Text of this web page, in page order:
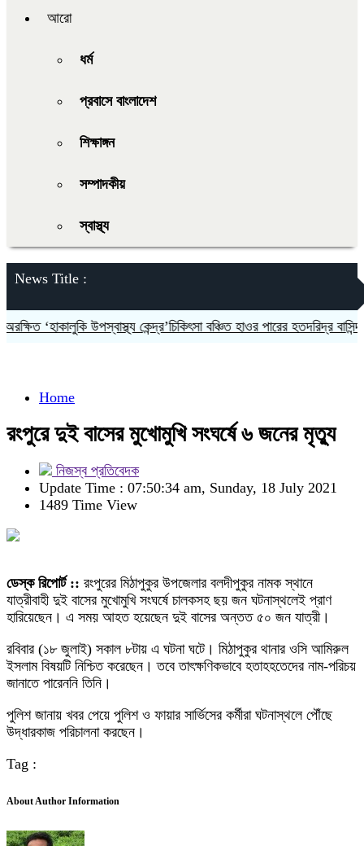
আরো
ধর্ম
প্রবাসে বাংলাদেশ
শিক্ষাঙ্গন
সম্পাদকীয়
স্বাস্থ্য
News Title :
‘হাকালুকি উপস্বাস্থ্য কেন্দ্র’চিকিৎসা বঞ্চিত হাওর পারের হতদরিদ্র বাসিন্দারা
Home
রংপুরে দুই বাসের মুখোমুখি সংঘর্ষে ৬ জনের মৃত্যু
নিজস্ব প্রতিবেদক
Update Time : 07:50:34 am, Sunday, 18 July 2021
1489 Time View
ডেস্ক রিপোর্ট :: রংপুরের মিঠাপুকুর উপজেলার বলদীপুকুর নামক স্থানে
যাত্রীবাহী দুই বাসের মুখোমুখি সংঘর্ষে চালকসহ ছয় জন ঘটনাস্থলেই প্রাণ
হারিয়েছেন। এ সময় আহত হয়েছেন দুই বাসের অন্তত ৫০ জন যাত্রী।
রবিবার (১৮ জুলাই) সকাল ৮টায় এ ঘটনা ঘটে। মিঠাপুকুর থানার ওসি আমিরুল
ইসলাম বিষয়টি নিশ্চিত করেছেন। তবে তাৎক্ষণিকভাবে হতাহহতেদের নাম-পরিচয়
জানাতে পারেননি তিনি।
পুলিশ জানায় খবর পেয়ে পুলিশ ও ফায়ার সার্ভিসের কর্মীরা ঘটনাস্থলে পৌঁছে
উদ্ধারকাজ পরিচালনা করছেন।
Tag :
About Author Information